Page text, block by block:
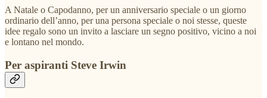
A Natale o Capodanno, per un anniversario speciale o un giorno
ordinario dell’anno, per una persona speciale o noi stesse, queste
idee regalo sono un invito a lasciare un segno positivo, vicino a noi
e lontano nel mondo.
Per aspiranti Steve Irwin